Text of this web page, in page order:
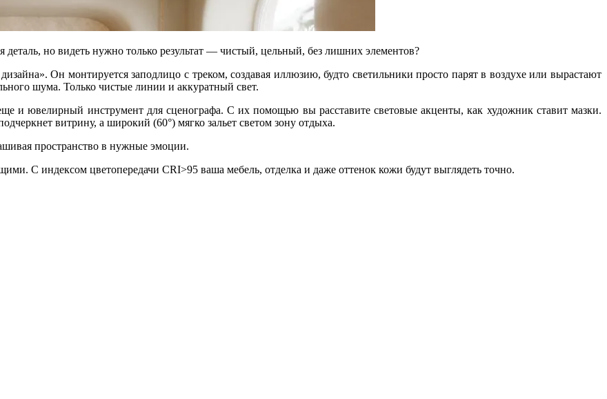
но видеть нужно только результат — чистый, цельный, без лишних элементов?
Он монтируется заподлицо с треком, создавая иллюзию, будто светильники просто парят в воздухе или вырастают
шума. Только чистые линии и аккуратный свет.
и ювелирный инструмент для сценографа. С их помощью вы расставите световые акценты, как художник ставит мазки.
витрину, а широкий (60°) мягко зальет светом зону отдыха.
пространство в нужные эмоции.
С индексом цветопередачи CRI>95 ваша мебель, отделка и даже оттенок кожи будут выглядеть точно.